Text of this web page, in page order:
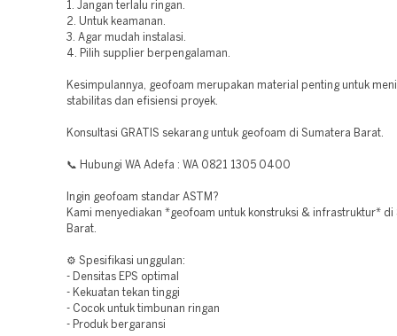
1. Jangan terlalu ringan.
2. Untuk keamanan.
3. Agar mudah instalasi.
4. Pilih supplier berpengalaman.
Kesimpulannya, geofoam merupakan material penting untuk
stabilitas dan efisiensi proyek.
Konsultasi GRATIS sekarang untuk geofoam di Sumatera Barat.
📞 Hubungi WA Adefa : WA 0821 1305 0400
Ingin geofoam standar ASTM?
Kami menyediakan *geofoam untuk konstruksi & infrastruktur* di
Barat.
⚙️ Spesifikasi unggulan:
- Densitas EPS optimal
- Kekuatan tekan tinggi
- Cocok untuk timbunan ringan
- Produk bergaransi